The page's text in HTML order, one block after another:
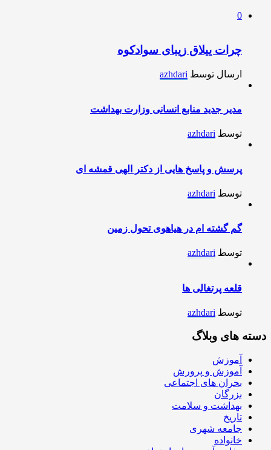
0
چرات ییلاق زیبای سوادکوه
ارسال توسط azhdari
مدیر جدید منابع انسانی وزارت بهداشت
توسط azhdari
پرسش و پاسخ هایی از دکتر الهی قمشه ای
توسط azhdari
گم گشته ام در هیاهوی تحول زمین
توسط azhdari
قلعه پرتغالی ها
توسط azhdari
دسته های وبلاگ
آموزش
آموزش و پرورش
بحران های اجتماعی
بزرگان
بهداشت و سلامت
تاریخ
جامعه شهری
خانواده